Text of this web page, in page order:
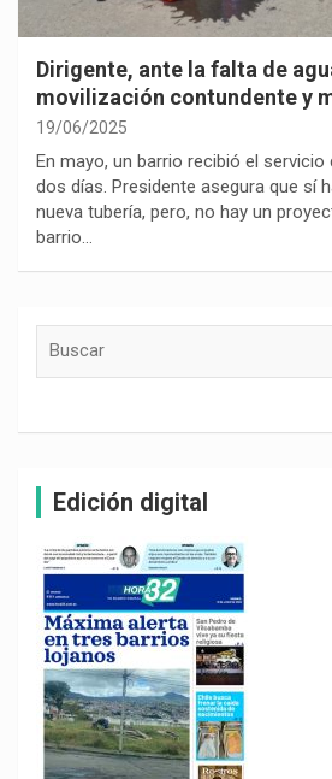
Dirigente, ante la falta de
movilización contundente y
19/06/2025
En mayo, un barrio recibió el
dos días. Presidente asegura que sí
nueva tubería, pero, no hay un
barrio…
Edición digital